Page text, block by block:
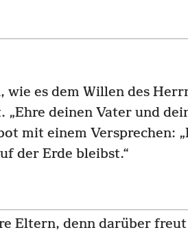
es dem Willen des
deinen Vater und
mit einem Versprechen:
der Erde bleibst.“
Eltern, denn darüber